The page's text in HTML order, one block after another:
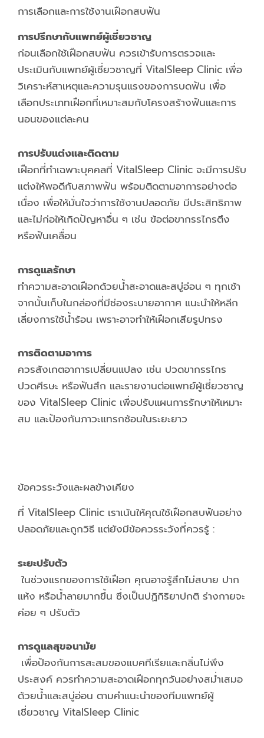
การเลือกและการใช้งานเฝือกสบฟัน
การปรึกษากับแพทย์ผู้เชี่ยวชาญ
ก่อนเลือกใช้เฝือกสบฟัน ควรเข้ารับการตรวจและ
ประเมินกับแพทย์ผู้เชี่ยวชาญที่ VitalSleep Clinic เพื่อ
วิเคราะห์สาเหตุและความรุนแรงของการบดฟัน เพื่อ
เลือกประเภทเฝือกที่เหมาะสมกับโครงสร้างฟันและการ
นอนของแต่ละคน
การปรับแต่งและติดตาม
เฝือกที่ทำเฉพาะบุคคลที่ VitalSleep Clinic จะมีการปรับ
แต่งให้พอดีกับสภาพฟัน พร้อมติดตามอาการอย่างต่อ
เนื่อง เพื่อให้มั่นใจว่าการใช้งานปลอดภัย มีประสิทธิภาพ
และไม่ก่อให้เกิดปัญหาอื่น ๆ เช่น ข้อต่อขากรรไกรตึง
หรือฟันเคลื่อน
การดูแลรักษา
ทำความสะอาดเฝือกด้วยน้ำสะอาดและสบู่อ่อน ๆ ทุกเช้า
จากนั้นเก็บในกล่องที่มีช่องระบายอากาศ แนะนำให้หลีก
เลี่ยงการใช้น้ำร้อน เพราะอาจทำให้เฝือกเสียรูปทรง
การติดตามอาการ
ควรสังเกตอาการเปลี่ยนแปลง เช่น ปวดขากรรไกร
ปวดศีรษะ หรือฟันสึก และรายงานต่อแพทย์ผู้เชี่ยวชาญ
ของ VitalSleep Clinic เพื่อปรับแผนการรักษาให้เหมาะ
สม และป้องกันภาวะแทรกซ้อนในระยะยาว
ข้อควรระวังและผลข้างเคียง
ที่ VitalSleep Clinic เราเน้นให้คุณใช้เฝือกสบฟันอย่าง
ปลอดภัยและถูกวิธี แต่ยังมีข้อควรระวังที่ควรรู้ :
ระยะปรับตัว
ในช่วงแรกของการใช้เฝือก คุณอาจรู้สึกไม่สบาย ปาก
แห้ง หรือน้ำลายมากขึ้น ซึ่งเป็นปฏิกิริยาปกติ ร่างกายจะ
ค่อย ๆ ปรับตัว
การดูแลสุขอนามัย
เพื่อป้องกันการสะสมของแบคทีเรียและกลิ่นไม่พึง
ประสงค์ ควรทำความสะอาดเฝือกทุกวันอย่างสม่ำเสมอ
ด้วยน้ำและสบู่อ่อน ตามคำแนะนำของทีมแพทย์ผู้
เชี่ยวชาญ VitalSleep Clinic